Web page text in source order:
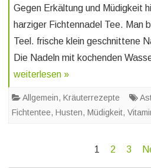
Gegen Erkältung und Müdigkeit
harziger Fichtennadel Tee. Man
Teel. frische klein geschnittene
Die Nadeln mit kochenden
weiterlesen »
Allgemein, Kräuterrezepte
Fichtentee, Husten, Müdigkeit,
Beitragsnavigation1 2 3